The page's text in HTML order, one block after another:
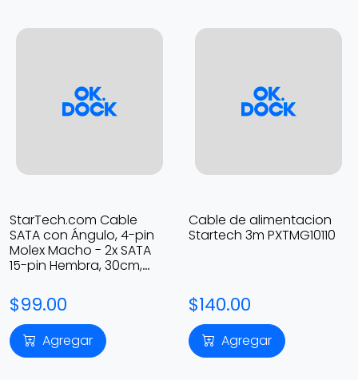
StarTech.com Cable
SATA con Ángulo, 4-pin
Molex Macho - 2x SATA
15-pin Hembra, 30cm,
$99.00
Agregar
Cable de alimentacion
Startech 3m PXTMG10110
$140.00
Agregar